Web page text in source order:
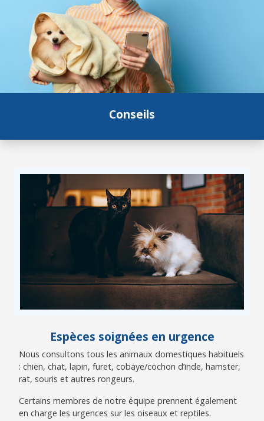
Conseils
Espèces soignées en urgence
Nous consultons tous les animaux domestiques habituels
: chien, chat, lapin, furet, cobaye/cochon d’inde, hamster,
rat, souris et autres rongeurs.
Certains membres de notre équipe prennent également
en charge les urgences sur les oiseaux et reptiles.